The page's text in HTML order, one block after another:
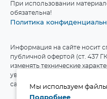
При использовании
обязательна!
Политика
Информация на сайте носит
публичной офертой (ст. 437
изменять технические
уведомления. Актуальные
сайте производителя.
Мы используем файлы